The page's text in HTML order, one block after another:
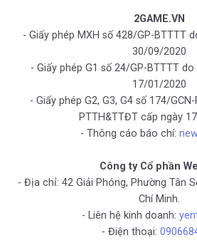
2GAME.VN
- Giấy phép MXH số 428/GP-BTTTT
30/09/2020
- Giấy phép G1 số 24/GP-BTTTT
17/01/2020
- Giấy phép G2, G3, G4 số 174/
PTTH&TTĐT cấp ngày
- Thông cáo báo chí:
Công ty Cổ phần
- Địa chỉ: 42 Giải Phóng, Phường Tân
Chí Minh.
- Liên hệ kinh doanh:
- Điện thoại: